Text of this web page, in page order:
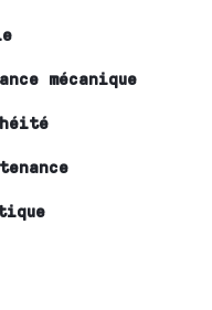
mécanique